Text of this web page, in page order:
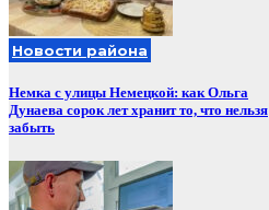
Новости района
Немка с улицы Немецкой: как Ольга
Дунаева сорок лет хранит то, что нельзя
забыть